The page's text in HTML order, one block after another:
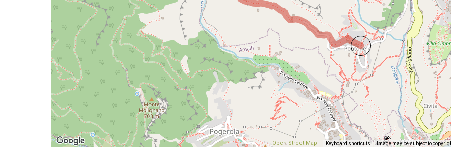
Open Street Map Keyboard shortcuts Image may be subject to